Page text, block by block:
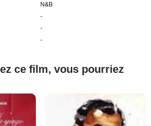
N&B
-
-
-
ce film, vous pourriez